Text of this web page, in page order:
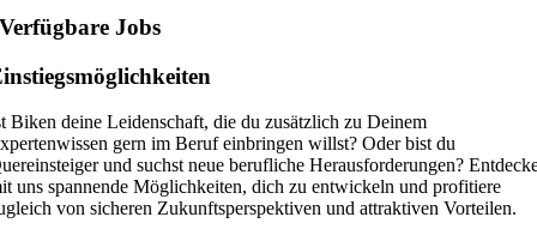
Verfügbare Jobs
Biken deine Leidenschaft, die du zusätzlich zu Deinem
gern im Beruf einbringen willst? Oder bist du
und suchst neue berufliche Herausforderungen?
uns spannende Möglichkeiten, dich zu entwickeln und profitiere
von sicheren Zukunftsperspektiven und attraktiven Vorteilen.